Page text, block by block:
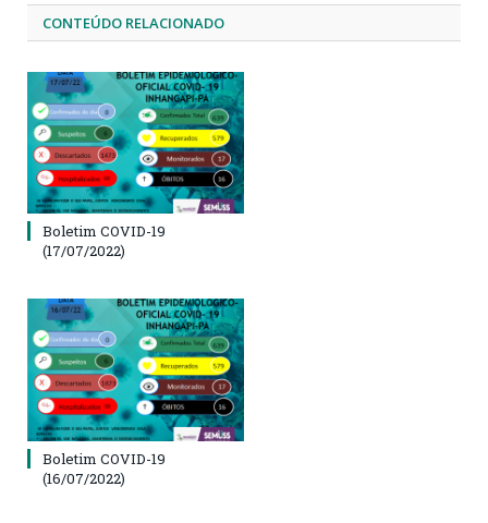
CONTEÚDO RELACIONADO
Boletim COVID-19
(17/07/2022)
Boletim COVID-19
(16/07/2022)